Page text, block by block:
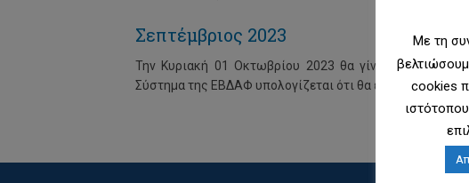
Σεπτέμβριος 2023
Την Κυριακή 01 Οκτωβρίου 2023 θα γίνει η
Σύστημα της ΕΒΔΑΦ υπολογίζεται ότι θα είναι κλειστό
Με τη
cookies